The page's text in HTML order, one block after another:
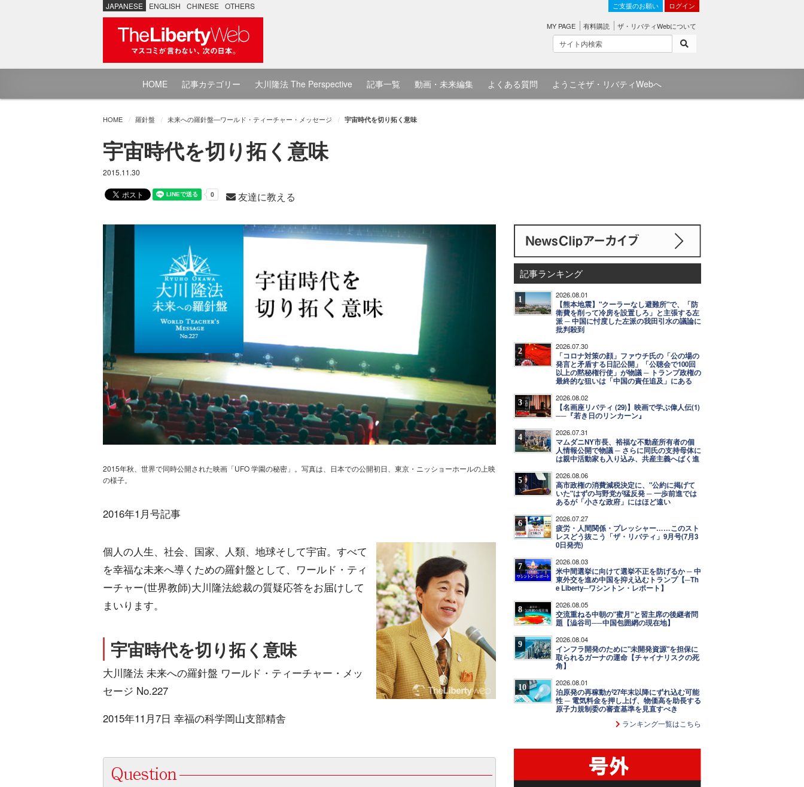
JAPANESE ENGLISH CHINESE OTHERS ご支援のお願い ログイン
MY PAGE 有料購読 ザ・リバティWebについて
HOME 記事カテゴリー 大川隆法 The Perspective 記事一覧 動画・未来編集 よくある質問 ようこそザ・リバティWebへ
HOME 羅針盤 未来への羅針盤―ワールド・ティーチャー・メッセージ 宇宙時代を切り拓く意味
宇宙時代を切り拓く意味
2015.11.30
友達に教える
2015年秋、世界で同時公開された映画「UFO 学園の秘密」。写真は、日本での公開初日、東京・ニッショーホールの上映
の様子。
2016年1月号記事
個人の人生、社会、国家、人類、地球そして宇宙。すべて
を幸福な未来へ導くための羅針盤として、ワールド・ティ
ーチャー(世界教師)大川隆法総裁の質疑応答をお届けして
まいります。
宇宙時代を切り拓く意味
大川隆法 未来への羅針盤 ワールド・ティーチャー・メッ
セージ No.227
2015年11月7日 幸福の科学岡山支部精舎
記事ランキング
1 2026.08.01
【熊本地震】"クーラーなし避難所"で、「防
衛費を削って冷房を設置しろ」と主張する左
派 ─ 中国に忖度した左派の我田引水の議論に
批判殺到
2 2026.07.30
「コロナ対策の顔」ファウチ氏の「公の場の
発言と矛盾する日記公開」「公聴会で100回
以上の黙秘権行使」が物議 ─ トランプ政権の
最終的な狙いは「中国の責任追及」にある
3 2026.08.02
【名画座リバティ (29)】映画で学ぶ偉人伝(1)
──『若き日のリンカーン』
4 2026.07.31
マムダニNY市長、裕福な不動産所有者の個
人情報公開で物議 ─ さらに同氏の支持母体に
は親中活動家も入り込み、共産主義へばく進
5 2026.08.06
高市政権の消費減税決定に、"公約に掲げて
いた"はずの与野党が猛反発 ─ 一歩前進では
あるが「小さな政府」にはほど遠い
6 2026.07.27
疲労・人間関係・プレッシャー……このスト
レスどう抜こう「ザ・リバティ」9月号(7月3
0日発売)
7 2026.08.03
米中間選挙に向けて選挙不正を防げるか ─ 中
東外交を進め中国を抑え込むトランプ【─Th
e Liberty─ワシントン・レポート】
8 2026.08.05
交流重ねる中朝の"蜜月"と習主席の後継者問
題【澁谷司──中国包囲網の現在地】
9 2026.08.04
インフラ開発のために"未開発資源"を担保に
取られるガーナの運命【チャイナリスクの死
角】
10 2026.08.01
泊原発の再稼動が27年末以降にずれ込む可能
性 ─ 電気料金を押し上げ、物価高を助長する
原子力規制委の審査基準を見直すべき
ランキング一覧はこちら